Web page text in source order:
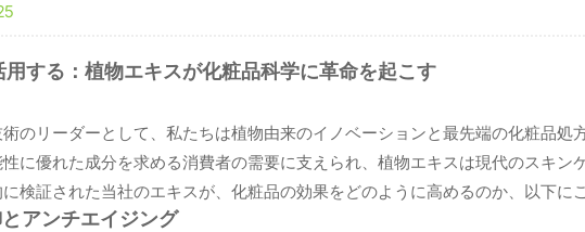
用する：植物エキスが化粧品科学に革命を起こす
のリーダーとして、私たちは植物由来のイノベーションと最先端の化粧品処
に優れた成分を求める消費者の需要に支えられ、植物エキスは現代のスキン
検証された当社のエキスが、化粧品の効果をどのように高めるのか、以下に
アンチエイジング